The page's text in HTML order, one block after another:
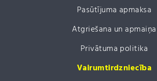
Pasūtījuma apmaksa
Atgriešana un apmaiņa
Privātuma politika
Vairumtirdzniecība